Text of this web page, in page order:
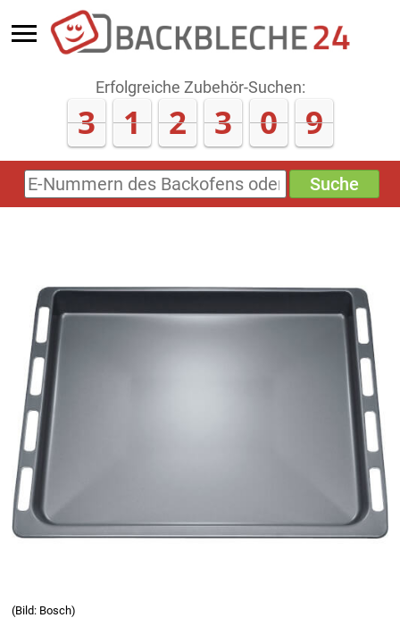
Erfolgreiche Zubehör-Suchen:
3 1 2 3 0 9
E-
Nummern
Sonderzeichen)
Suche
(Bild: Bosch)